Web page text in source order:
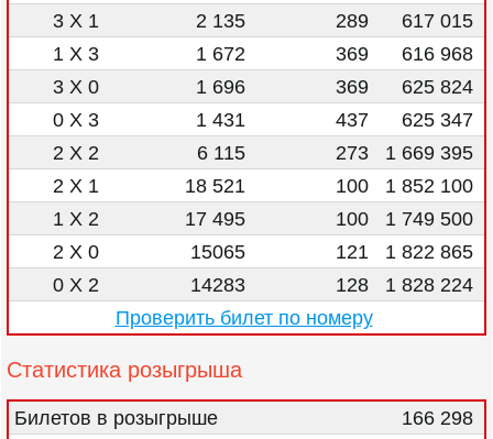
3 X 1
2 135 289
617 015
1 X 3
1 672 369
616 968
3 X 0
1 696 369
625 824
0 X 3
1 431 437
625 347
2 X 2
6 115 273
1 669 395
2 X 1
18 521 100
1 852 100
1 X 2
17 495 100
1 749 500
2 X 0
15065 121
1 822 865
0 X 2
14283 128
1 828 224
Проверить билет по номеру
Статистика розыгрыша
Билетов в розыгрыше
166 298